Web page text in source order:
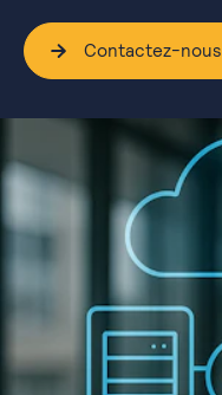
Contactez-nous